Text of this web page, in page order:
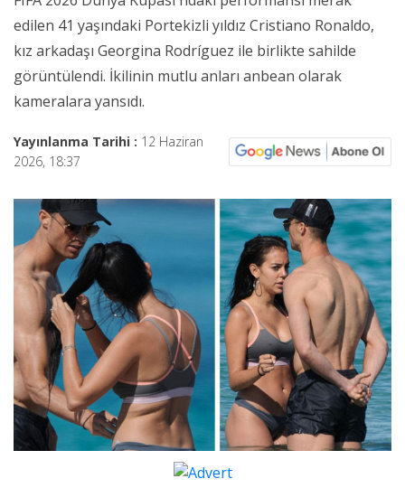
edilen 41 yaşındaki Portekizli yıldız Cristiano Ronaldo,
kız arkadaşı Georgina Rodríguez ile birlikte sahilde
görüntülendi. İkilinin mutlu anları anbean olarak
kameralara yansıdı.
Yayınlanma Tarihi : 12 Haziran
2026, 18:37